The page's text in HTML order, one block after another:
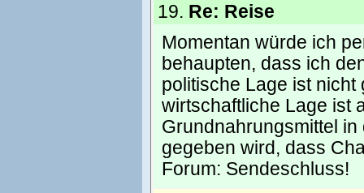
19. Re: Reise
Momentan würde ich
behaupten, dass ich
politische Lage ist
wirtschaftliche Lage ist
Grundnahrungsmittel
gegeben wird, dass
Forum: Sendeschluss!